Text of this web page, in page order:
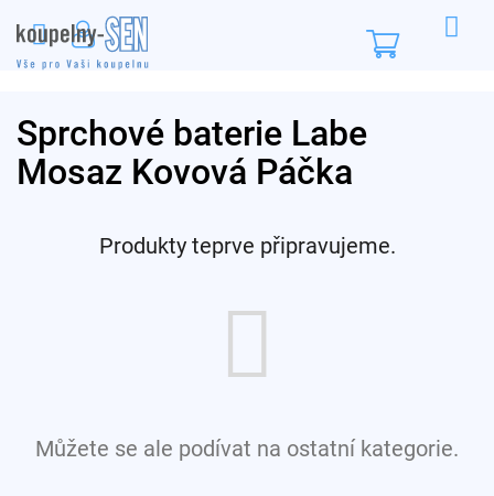
obsah
Nákupní
Sprchové baterie Labe
Mosaz Kovová Páčka
Produkty teprve připravujeme.
Můžete se ale podívat na ostatní kategorie.